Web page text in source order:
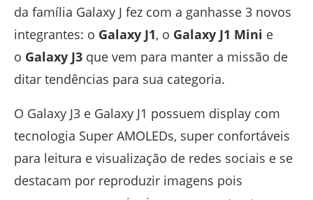
da família Galaxy J fez com a ganhasse 3 novos
integrantes: o Galaxy J1, o Galaxy J1 Mini e
o Galaxy J3 que vem para manter a missão de
ditar tendências para sua categoria.
O Galaxy J3 e Galaxy J1 possuem display com
tecnologia Super AMOLEDs, super confortáveis
para leitura e visualização de redes sociais e se
destacam por reproduzir imagens pois